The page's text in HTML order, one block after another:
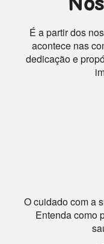
É a partir dos
acontece nas
dedicação e
O cuidado com a
Entenda como